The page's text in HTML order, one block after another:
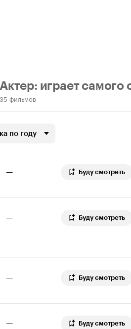
Актер: играет самого
35 фильмов
по году
— Буду смотреть
— Буду смотреть
— Буду смотреть
— Буду смотреть